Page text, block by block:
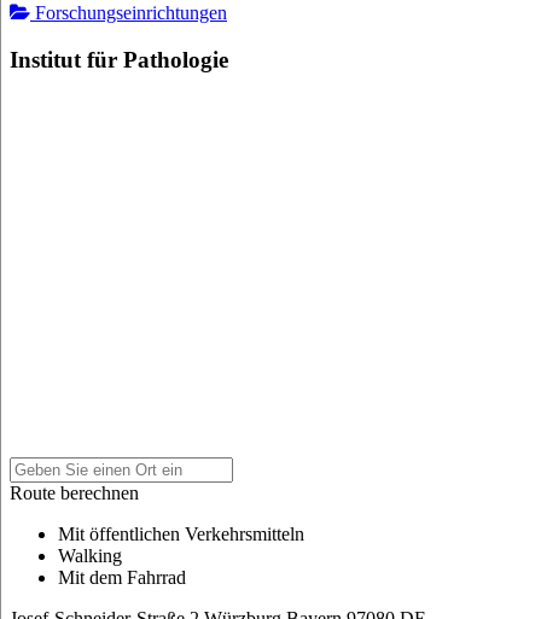
Forschungseinrichtungen
Institut für Pathologie
Route berechnen
Mit öffentlichen Verkehrsmitteln
Walking
Mit dem Fahrrad